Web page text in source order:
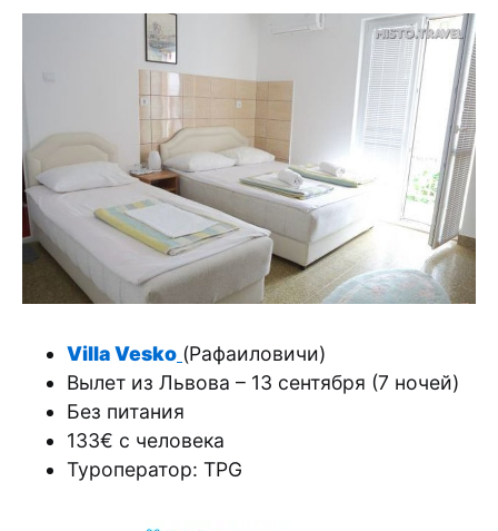
Villa Vesko (Рафаиловичи)
Вылет из Львова – 13 сентября (7 ночей)
Без питания
133€ с человека
Туроператор: TPG